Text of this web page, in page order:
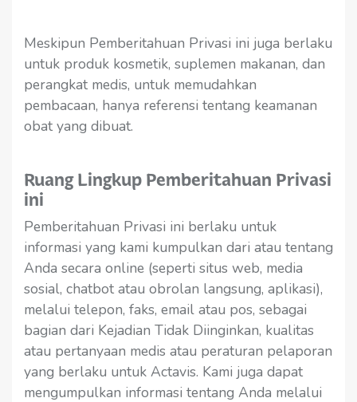
Meskipun Pemberitahuan Privasi ini juga berlaku
untuk produk kosmetik, suplemen makanan, dan
perangkat medis, untuk memudahkan
pembacaan, hanya referensi tentang keamanan
obat yang dibuat.
Ruang Lingkup Pemberitahuan Privasi
ini
Pemberitahuan Privasi ini berlaku untuk
informasi yang kami kumpulkan dari atau tentang
Anda secara online (seperti situs web, media
sosial, chatbot atau obrolan langsung, aplikasi),
melalui telepon, faks, email atau pos, sebagai
bagian dari Kejadian Tidak Diinginkan, kualitas
atau pertanyaan medis atau peraturan pelaporan
yang berlaku untuk Actavis. Kami juga dapat
mengumpulkan informasi tentang Anda melalui